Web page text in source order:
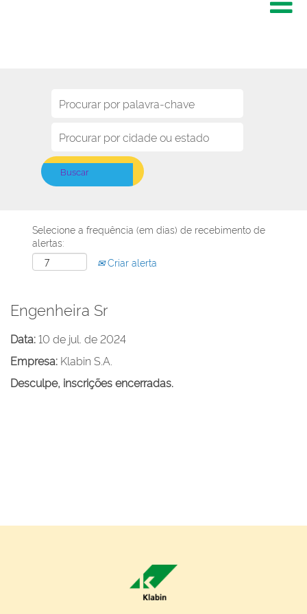
Selecione a frequência (em dias) de recebimento de
alertas:
Criar alerta
Engenheira Sr
Data:10 de jul. de 2024
Empresa: Klabin S.A.
Desculpe, inscrições encerradas.